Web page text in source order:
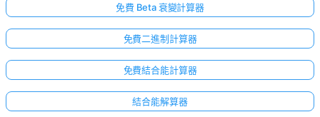
免費 Beta 衰變計算器
免費二進制計算器
免費結合能計算器
結合能解算器